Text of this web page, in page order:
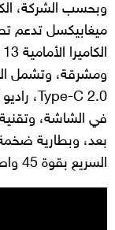
السريع بقوة 45 واط، لتبقيك متصلاً لفترة أطول بدون قلق.